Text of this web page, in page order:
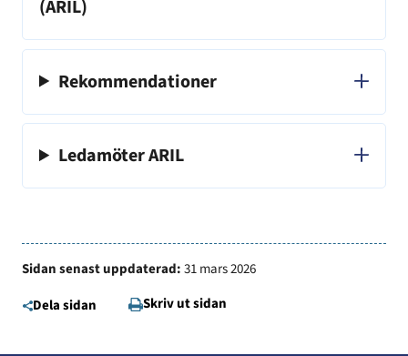
(ARIL)
Rekommendationer
Ledamöter ARIL
Sidan senast uppdaterad:31 mars 2026
Dela sidan
Skriv ut sidan